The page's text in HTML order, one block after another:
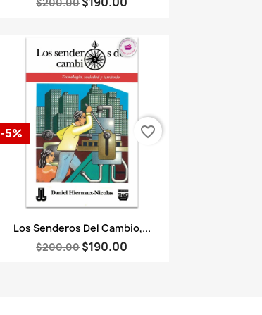
Vista rápida
Los Senderos Del Cambio,...
$200.00$190.00
-5% favorite_border